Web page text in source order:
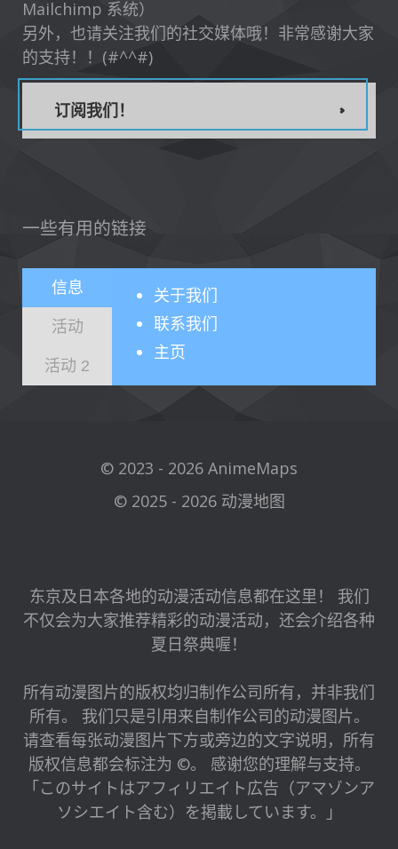
Mailchimp 系统）
另外，也请关注我们的社交媒体哦！非常感谢大家
的支持！！(#^^#)
订阅我们！
一些有用的链接
信息
活动
活动 2
关于我们
联系我们
主页
© 2023 - 2026 AnimeMaps
© 2025 - 2026 动漫地图
东京及日本各地的动漫活动信息都在这里！ 我们
不仅会为大家推荐精彩的动漫活动，还会介绍各种
夏日祭典喔！
所有动漫图片的版权均归制作公司所有，并非我们
所有。 我们只是引用来自制作公司的动漫图片。
请查看每张动漫图片下方或旁边的文字说明，所有
版权信息都会标注为 ©。 感谢您的理解与支持。
「このサイトはアフィリエイト広告（アマゾンア
ソシエイト含む）を掲載しています。」